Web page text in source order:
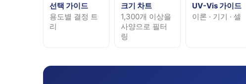
선택 가이드
용도별 결정 트
리
크기 차트
1,300개 이상을
사양으로 필터
링
UV-Vis 가이드
이론 · 기기 · 셀